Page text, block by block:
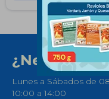
¿Necesitas
Lunes a Sábados de
10:00 a 14:00